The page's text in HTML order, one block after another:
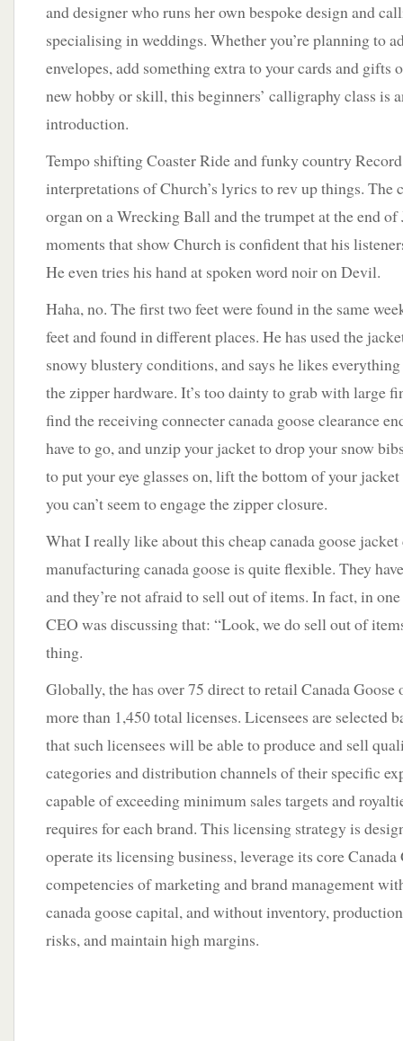
and designer who runs her own bespoke design and
specialising in weddings. Whether you’re planning to
envelopes, add something extra to your cards and gifts
new hobby or skill, this beginners’ calligraphy class is
introduction.
Tempo shifting Coaster Ride and funky country
interpretations of Church’s lyrics to rev up things. The
organ on a Wrecking Ball and the trumpet at the end
moments that show Church is confident that his
He even tries his hand at spoken word noir on Devil.
Haha, no. The first two feet were found in the same
feet and found in different places. He has used the
snowy blustery conditions, and says he likes
the zipper hardware. It’s too dainty to grab with large
find the receiving connecter canada goose clearance
have to go, and unzip your jacket to drop your snow
to put your eye glasses on, lift the bottom of your
you can’t seem to engage the zipper closure.
What I really like about this cheap canada goose
manufacturing canada goose is quite flexible. They
and they’re not afraid to sell out of items. In fact, in
CEO was discussing that: “Look, we do sell out of
thing.
Globally, the has over 75 direct to retail Canada Goose
more than 1,450 total licenses. Licensees are selected
that such licensees will be able to produce and sell
categories and distribution channels of their specific
capable of exceeding minimum sales targets and
requires for each brand. This licensing strategy is
operate its licensing business, leverage its core
competencies of marketing and brand management
canada goose capital, and without inventory,
risks, and maintain high margins.